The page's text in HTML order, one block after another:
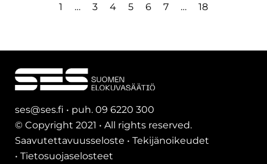
1 … 3 4 5 6 7 … 18
ses@ses.fi • puh. 09 6220 300
© Copyright 2021 • All rights reserved.
Saavutettavuusseloste • Tekijänoikeudet
• Tietosuojaselosteet